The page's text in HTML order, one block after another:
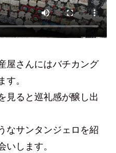
屋さんにはバチカング
す。
見ると巡礼感が醸し出
なサンタンジェロを紹
いします。